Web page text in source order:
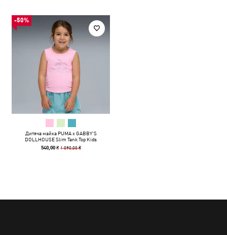
-50%
Дитяча майка PUMA x GABBY'S
DOLLHOUSE Slim Tank Top Kids
540,00 ₴ 1 090,00 ₴